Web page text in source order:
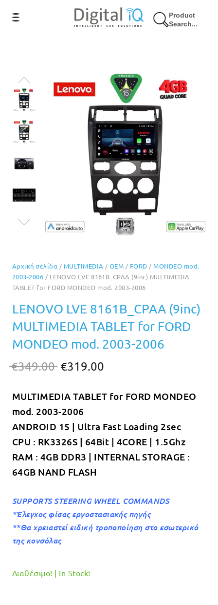
Product
Search...
9% Έκπτωση
Αρχική σελίδα / MULTIMEDIA / OEM / FORD / MONDEO mod.
2003-2006 / LENOVO LVE 8161B_CPAA (9inc) MULTIMEDIA
TABLET for FORD MONDEO mod. 2003-2006
LENOVO LVE 8161B_CPAA (9inc)
MULTIMEDIA TABLET for FORD
MONDEO mod. 2003-2006
€349.00 Original
was:
€349.00.
€319.00
τιμή
€319.00.
MULTIMEDIA TABLET for FORD MONDEO
mod. 2003-2006
ANDROID 15 | Ultra Fast Loading 2sec
CPU : RK3326S | 64Bit | 4CORE | 1.5Ghz
RAM : 4GB DDR3 | INTERNAL STORAGE :
64GB NAND FLASH
SUPPORTS STEERING WHEEL COMMANDS
*Έλεγχος φίσας εργοστασιακής πηγής
**Θα χρειαστεί ειδική τροποποίηση στο εσωτερικό
της κονσόλας
Διαθέσιμο! | In Stock!